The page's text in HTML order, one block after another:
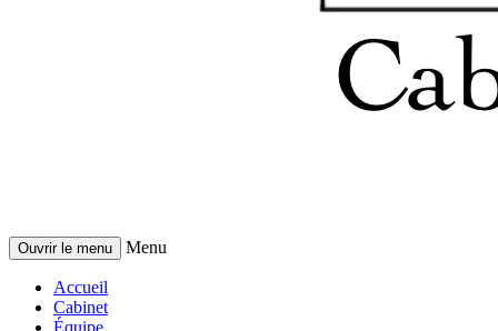
Ouvrir le menu Menu
Accueil
Cabinet
Équipe